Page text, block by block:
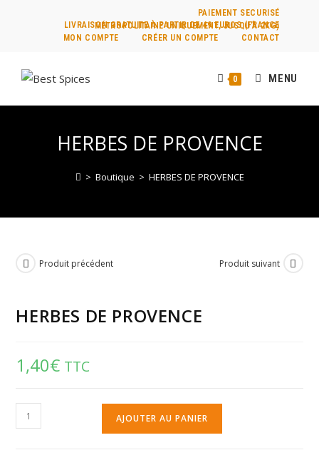
PAIEMENT SECURISÉ
LIVRAISON GRATUITE À PARTIR DE 49 EUROS (FRANCE MÉTROPOLITAINE UNIQUEMENT, JUSQU’À 2KG)
MON COMPTE
CRÉER UN COMPTE CONTACT
0 MENU
HERBES DE PROVENCE
> Boutique > HERBES DE PROVENCE
Produit précédent Produit suivant
HERBES DE PROVENCE
1,40€ TTC
AJOUTER AU PANIER